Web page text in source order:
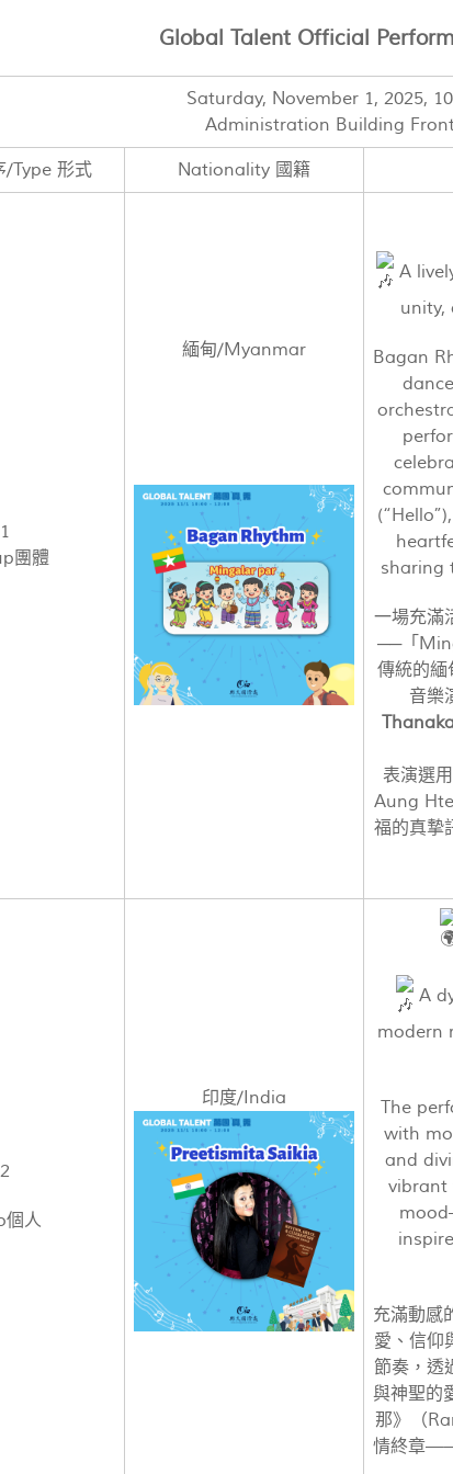
Global Talent Official
Saturday, November 1, 2025,
Administration Building
/Type 形式 Nationality 國籍
1
團體
緬甸/Myanmar
A
Bagan
sharing
一場充滿
──「
傳統的緬
音樂
表演選
Aung
福的真摯
2
個人
印度/India
A
modern
The
with
and
vibrant
充滿動感
愛、信仰
節奏，透
與神聖的
那》（
情終章